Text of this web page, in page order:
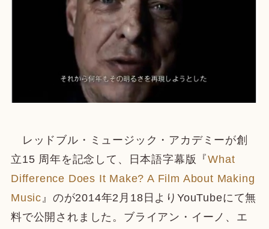
レッドブル・ミュージック・アカデミーが創
立15 周年を記念して、日本語字幕版『What
Difference Does It Make? A Film About Making
Music 』のが2014年2月18日よりYouTubeにて無
料で公開されました。ブライアン・イーノ、エ